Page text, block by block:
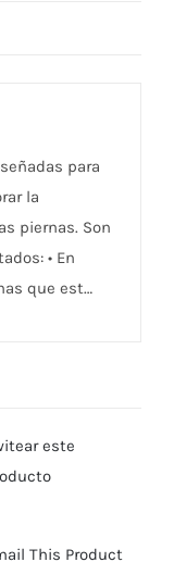
para
la
piernas. Son
• En
que est…
este
This Product